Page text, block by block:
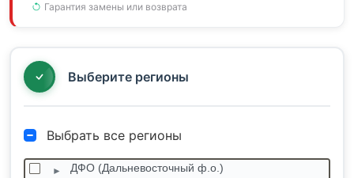
Гарантия замены или возврата
Выберите регионы
Выбрать все регионы
ДФО (Дальневосточный ф.о.)